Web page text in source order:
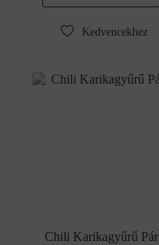
Kedvencekhez
Chili Karikagyűrű Pár